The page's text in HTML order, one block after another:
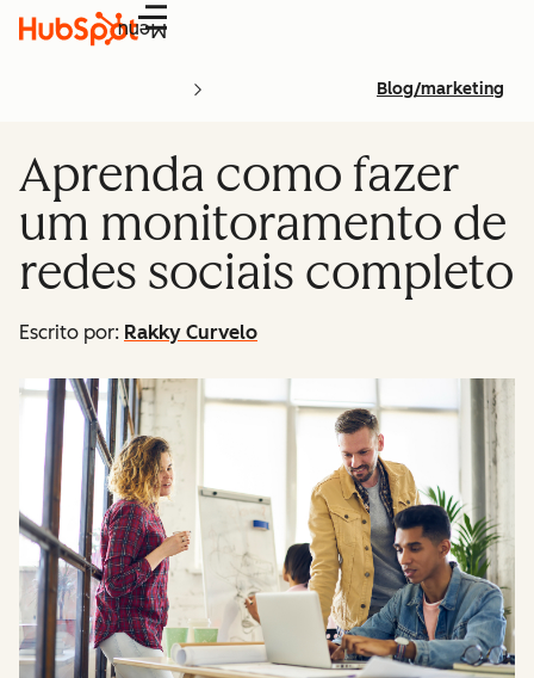
Menu
Blog/marketing
Aprenda como fazer
um monitoramento de
redes sociais completo
Escrito por: Rakky Curvelo